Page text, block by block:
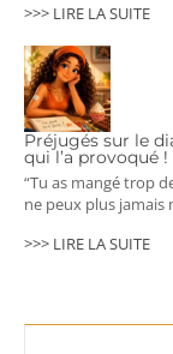
>>> LIRE LA SUITE
Préjugés sur le
qui l’a provoqué !
“Tu as mangé trop
ne peux plus jamais
>>> LIRE LA SUITE